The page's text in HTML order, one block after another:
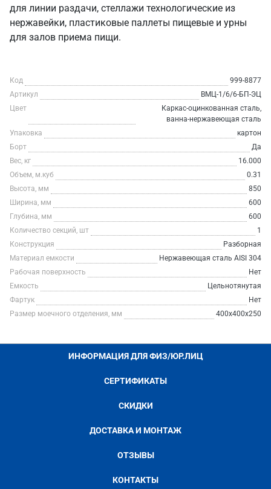
для линии раздачи, стеллажи технологические из
нержавейки, пластиковые паллеты пищевые и урны
для залов приема пищи.
Код
999-8877
Артикул
ВМЦ-1/6/6-БП-ЭЦ
Цвет
Каркас-оцинкованная сталь,
ванна-нержавеющая сталь
Упаковка
картон
Борт
Да
Вес, кг
16.000
Объем, м.куб
0.31
Высота, мм
850
Ширина, мм
600
Глубина, мм
600
Количество секций, шт
1
Конструкция
Разборная
Материал емкости
Нержавеющая сталь AISI 304
Рабочая поверхность
Нет
Емкость
Цельнотянутая
Фартук
Нет
Размер моечного отделения, мм
400х400х250
ИНФОРМАЦИЯ ДЛЯ ФИЗ/ЮР.ЛИЦ
СЕРТИФИКАТЫ
СКИДКИ
ДОСТАВКА И МОНТАЖ
ОТЗЫВЫ
КОНТАКТЫ